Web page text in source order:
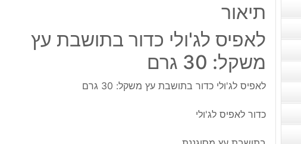
תיאור
לאפיס לג'ולי כדור בתושבת עץ
משקל: 30 גרם
לאפיס לג'ולי כדור בתושבת עץ משקל: 30 גרם
כדור לאפיס לג'ולי